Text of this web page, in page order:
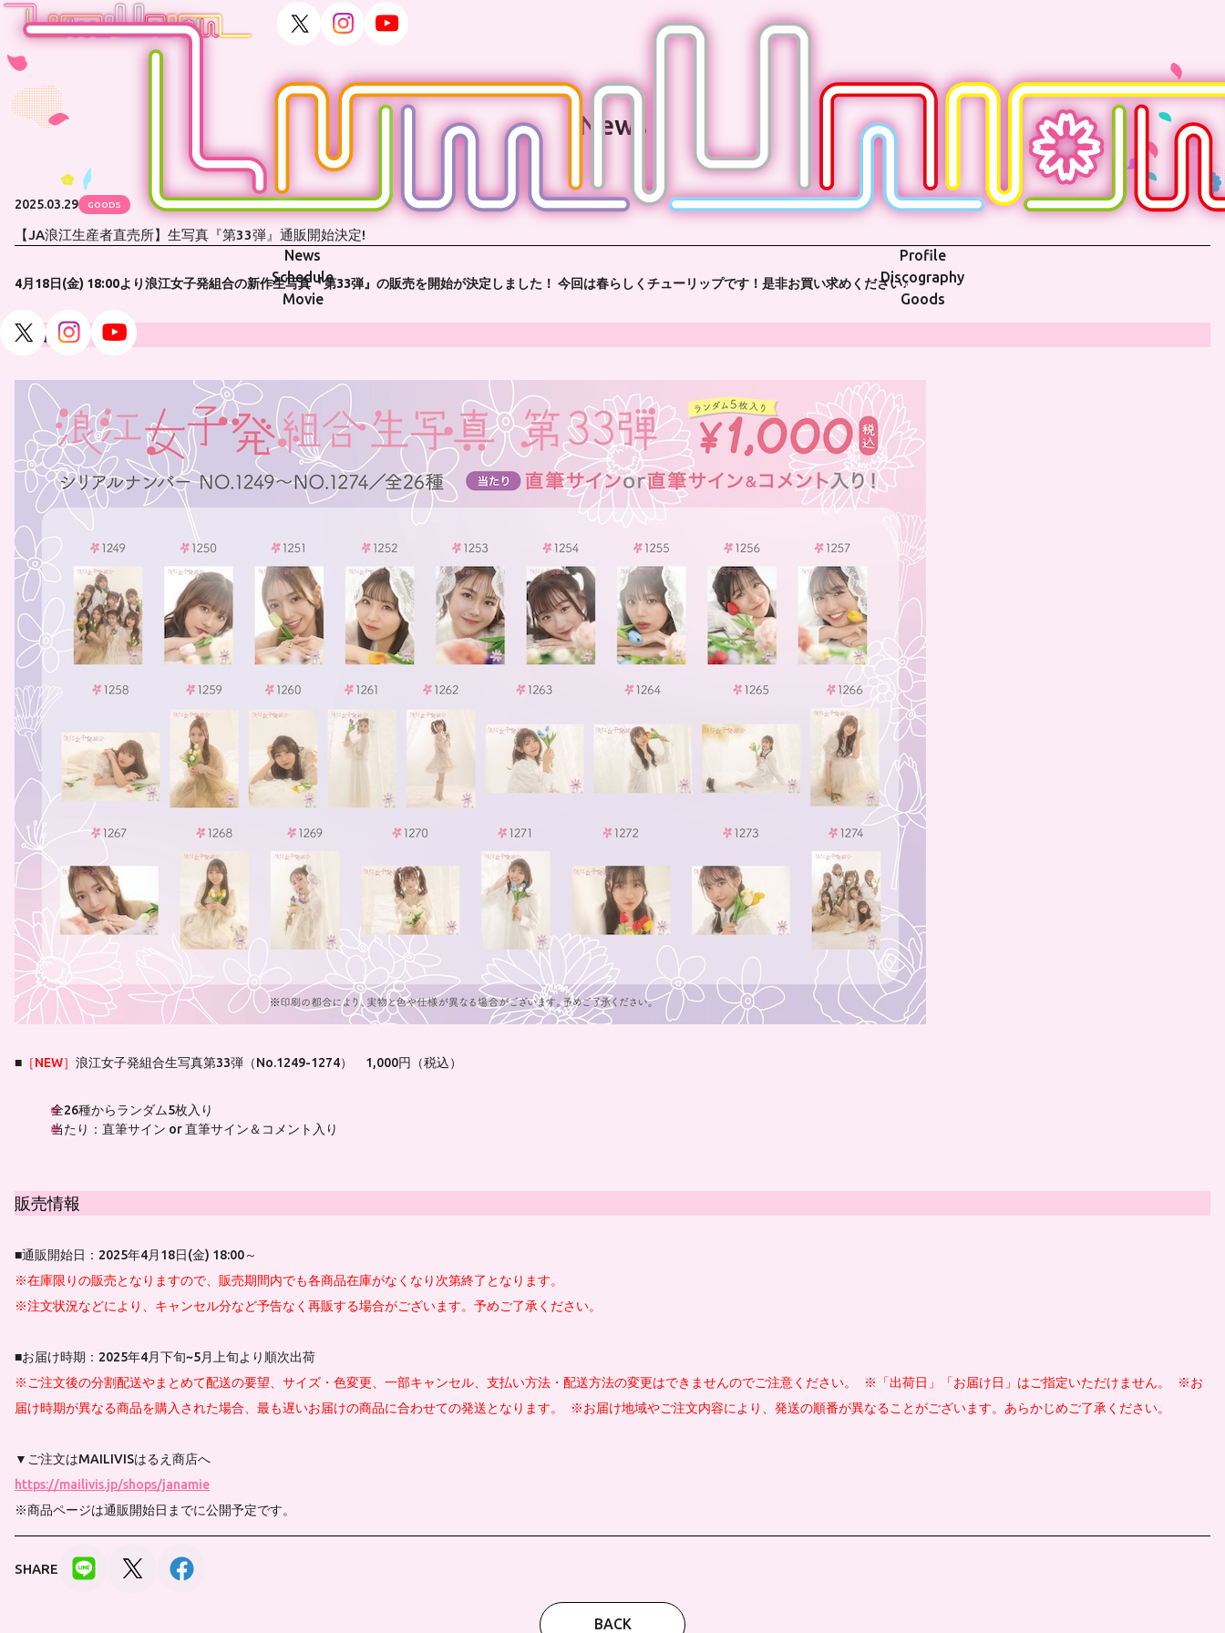
News
Profile
Schedule
Discography
Movie
Goods
News
2025.03.29 GOODS
【JA浪江生産者直売所】生写真『第33弾』通販開始決定!
4月18日(金) 18:00より浪江女子発組合の新作生写真『第33弾』の販売を開始が決定しました！ 今回は春らしくチューリップです！是非お買い求めください♪
商品情報
■ ［NEW］ 浪江女子発組合生写真第33弾（No.1249-1274） 1,000円（税込）
全26種からランダム5枚入り
当たり：直筆サイン or 直筆サイン＆コメント入り
販売情報
■通販開始日：2025年4月18日(金) 18:00～
※在庫限りの販売となりますので、販売期間内でも各商品在庫がなくなり次第終了となります。
※注文状況などにより、キャンセル分など予告なく再販する場合がございます。予めご了承ください。
■お届け時期：2025年4月下旬~5月上旬より順次出荷
※ご注文後の分割配送やまとめて配送の要望、サイズ・色変更、一部キャンセル、支払い方法・配送方法の変更はできませんのでご注意ください。 ※「出荷日」「お届け日」はご指定いただけません。 ※お
届け時期が異なる商品を購入された場合、最も遅いお届けの商品に合わせての発送となります。 ※お届け地域やご注文内容により、発送の順番が異なることがございます。あらかじめご了承ください。
▼ご注文はMAILIVISはるえ商店へ
https://mailivis.jp/shops/janamie
※商品ページは通販開始日までに公開予定です。
SHARE
BACK